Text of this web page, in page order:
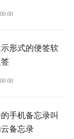
形式的便签软
手机备忘录叫
备忘录